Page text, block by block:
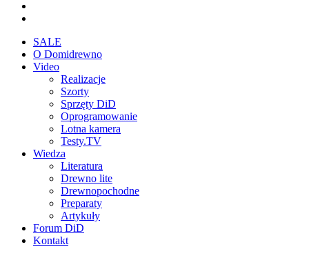
SALE
O Domidrewno
Video
Realizacje
Szorty
Sprzęty DiD
Oprogramowanie
Lotna kamera
Testy.TV
Wiedza
Literatura
Drewno lite
Drewnopochodne
Preparaty
Artykuły
Forum DiD
Kontakt